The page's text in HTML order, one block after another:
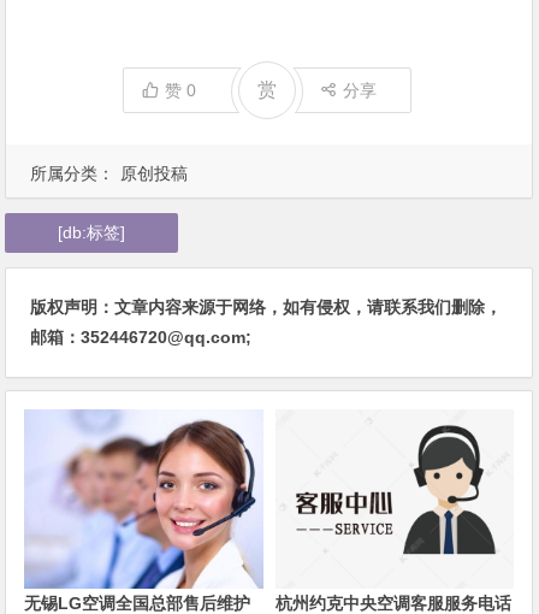
所属分类： 原创投稿
赞0 赏 分享
[db:标签]
版权声明：文章内容来源于网络，如有侵权，请联系我们删除，
邮箱：352446720@qq.com;
无锡LG空调全国总部售后维护
杭州约克中央空调客服服务电话